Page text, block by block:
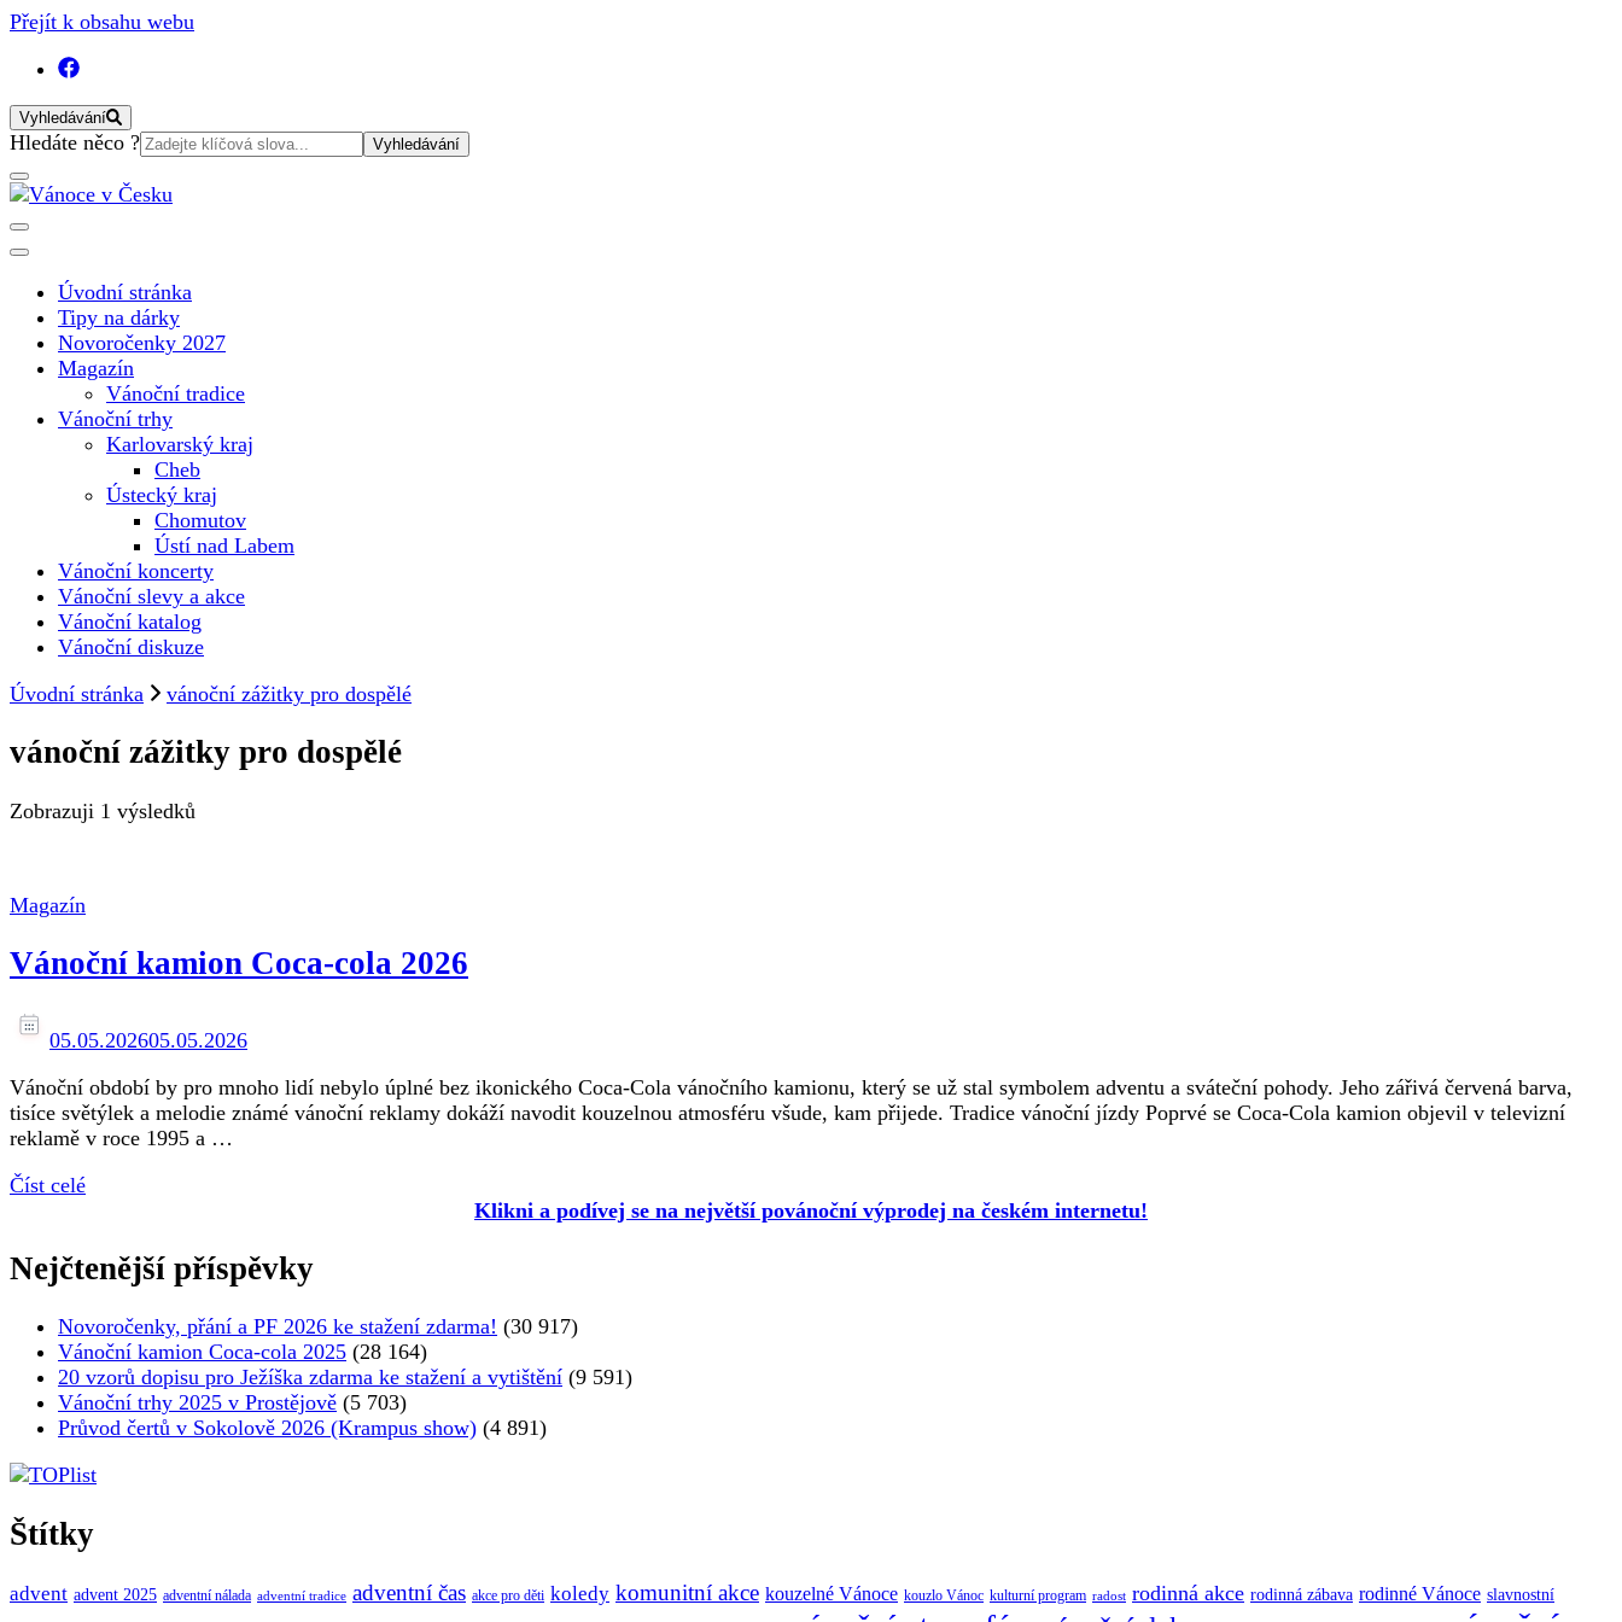
Přejít k obsahu webu
Vyhledávání
Vyhledat:
Hledáte něco ?
Vánoce v Česku
Úvodní stránka
Tipy na dárky
Novoročenky 2027
Magazín
Vánoční tradice
Vánoční trhy
Karlovarský kraj
Cheb
Ústecký kraj
Chomutov
Ústí nad Labem
Vánoční koncerty
Vánoční slevy a akce
Vánoční katalog
Vánoční diskuze
Úvodní stránka
vánoční zážitky pro dospělé
vánoční zážitky pro dospělé
Zobrazuji 1 výsledků
Magazín
Vánoční kamion Coca-cola 2026
05.05.202605.05.2026
Vánoční období by pro mnoho lidí nebylo úplné bez ikonického Coca-Cola vánočního kamionu, který se už stal symbolem adventu a sváteční pohody. Jeho zářivá červená barva,
tisíce světýlek a melodie známé vánoční reklamy dokáží navodit kouzelnou atmosféru všude, kam přijede. Tradice vánoční jízdy Poprvé se Coca-Cola kamion objevil v televizní
reklamě v roce 1995 a …
Číst celé
Klikni a podívej se na největší povánoční výprodej na českém internetu!
Nejčtenější příspěvky
Novoročenky, přání a PF 2026 ke stažení zdarma! (30 917)
Vánoční kamion Coca-cola 2025 (28 164)
20 vzorů dopisu pro Ježíška zdarma ke stažení a vytištění (9 591)
Vánoční trhy 2025 v Prostějově (5 703)
Průvod čertů v Sokolově 2026 (Krampus show) (4 891)
Štítky
advent advent 2025 adventní nálada adventní tradice adventní čas akce pro děti koledy komunitní akce kouzelné Vánoce kouzlo Vánoc kulturní program radost rodinná akce rodinná zábava rodinné Vánoce slavnostní